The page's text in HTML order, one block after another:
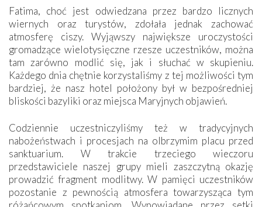
Fatima, choć jest odwiedzana przez bardzo licznych
wiernych oraz turystów, zdołała jednak zachować
atmosferę ciszy. Wyjąwszy największe uroczystości
gromadzące wielotysięczne rzesze uczestników, można
tam zarówno modlić się, jak i słuchać w skupieniu.
Każdego dnia chętnie korzystaliśmy z tej możliwości tym
bardziej, że nasz hotel położony był w bezpośredniej
bliskości bazyliki oraz miejsca Maryjnych objawień.
Codziennie uczestniczyliśmy też w tradycyjnych
nabożeństwach i procesjach na olbrzymim placu przed
sanktuarium. W trakcie trzeciego wieczoru
przedstawiciele naszej grupy mieli zaszczytną okazję
prowadzić fragment modlitwy. W pamięci uczestników
pozostanie z pewnością atmosfera towarzysząca tym